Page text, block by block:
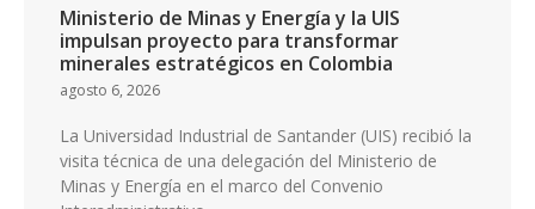
Ministerio de Minas y Energía y la UIS
impulsan proyecto para transformar
minerales estratégicos en Colombia
agosto 6, 2026
La Universidad Industrial de Santander (UIS) recibió la
visita técnica de una delegación del Ministerio de
Minas y Energía en el marco del Convenio